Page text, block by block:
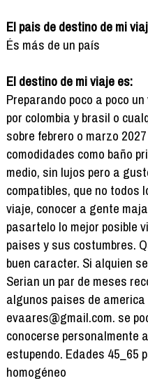
El pais de destino de mi
És más de un país
El destino de mi viaje es:
Preparando poco a poco
por colombia y brasil o
sobre febrero o marzo
comodidades como baño
medio, sin lujos pero a
compatibles, que no todos
viaje, conocer a gente
pasartelo lo mejor posible
paises y sus costumbres.
buen caracter. Si alquien
Serian un par de meses
algunos paises de
evaares@gmail.com. se
conocerse personalmente
estupendo. Edades 45_65
homogéneo